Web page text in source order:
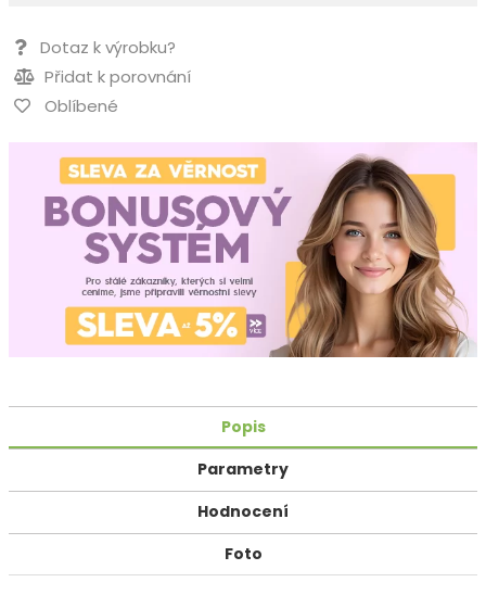
Dotaz k výrobku?
Přidat k porovnání
Oblíbené
Popis
Parametry
Hodnocení
Foto